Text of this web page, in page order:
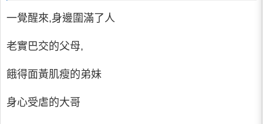
一覺醒來,身邊圍滿了人
老實巴交的父母,
餓得面黃肌瘦的弟妹
身心受虐的大哥